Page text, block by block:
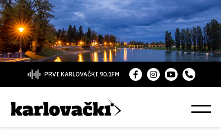
PRVI KARLOVAČKI 90.1FM